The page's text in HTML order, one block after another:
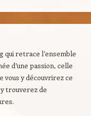
qui retrace l’ensemble
d’une passion, celle
vous y découvrirez ce
trouverez de